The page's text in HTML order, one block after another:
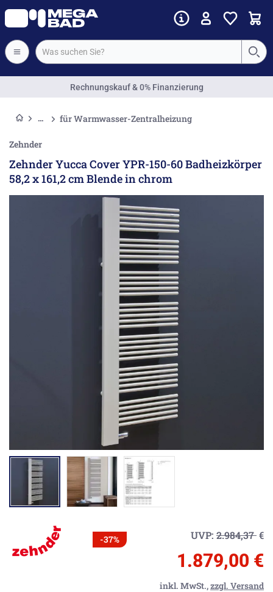
Rechnungskauf & 0% Finanzierung
für Warmwasser-Zentralheizung
Zehnder
Zehnder Yucca Cover YPR-150-60 Badheizkörper
58,2 x 161,2 cm Blende in chrom
-37% UVP: 2.984,37€
1.879,00 €
inkl. MwSt.,zzgl. Versand